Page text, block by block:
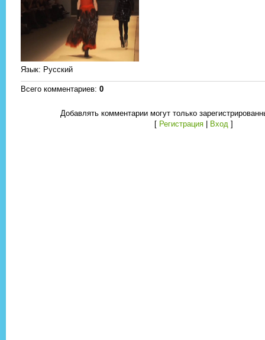
Язык: Русский
Всего комментариев: 0
Добавлять комментарии могут только
[ Регистрация| Вход]